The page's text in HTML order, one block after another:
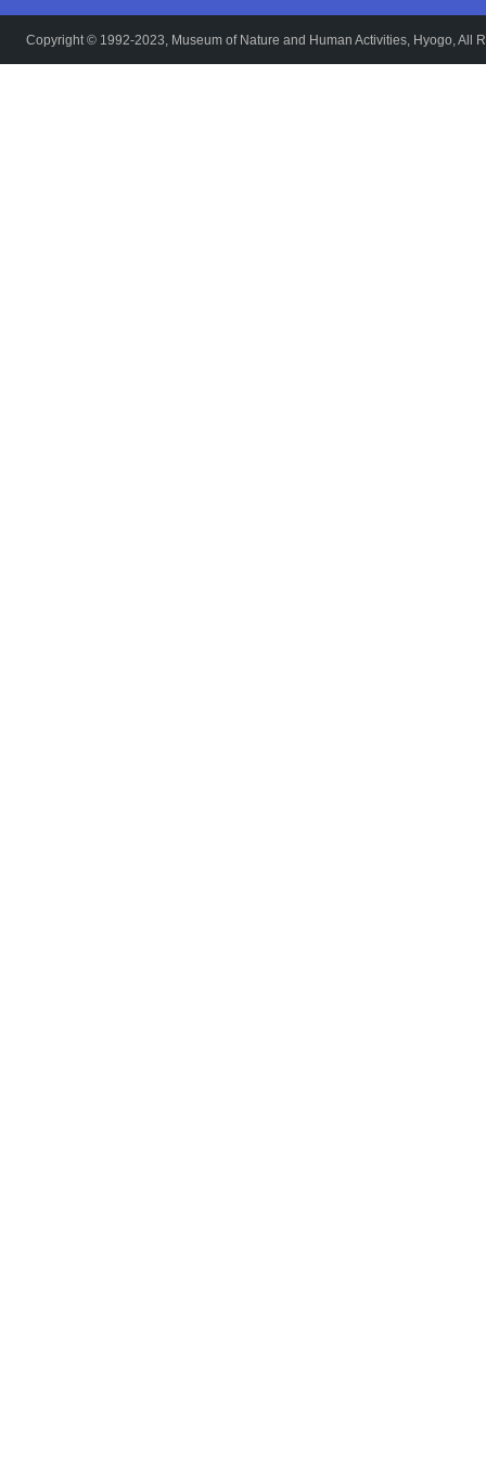
Copyright © 1992-2023, Museum of Nature and Human Activities, Hyogo, All